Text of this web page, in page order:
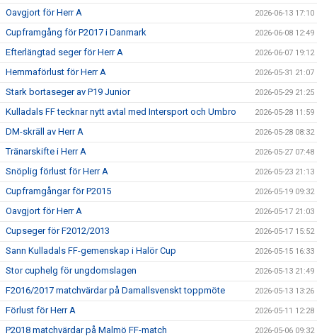
Oavgjort för Herr A 2026-06-13 17:10
Cupframgång för P2017 i Danmark 2026-06-08 12:49
Efterlängtad seger för Herr A 2026-06-07 19:12
Hemmaförlust för Herr A 2026-05-31 21:07
Stark bortaseger av P19 Junior 2026-05-29 21:25
Kulladals FF tecknar nytt avtal med Intersport och Umbro 2026-05-28 11:59
DM-skräll av Herr A 2026-05-28 08:32
Tränarskifte i Herr A 2026-05-27 07:48
Snöplig förlust för Herr A 2026-05-23 21:13
Cupframgångar för P2015 2026-05-19 09:32
Oavgjort för Herr A 2026-05-17 21:03
Cupseger för F2012/2013 2026-05-17 15:52
Sann Kulladals FF-gemenskap i Halör Cup 2026-05-15 16:33
Stor cuphelg för ungdomslagen 2026-05-13 21:49
F2016/2017 matchvärdar på Damallsvenskt toppmöte 2026-05-13 13:26
Förlust för Herr A 2026-05-11 12:28
P2018 matchvärdar på Malmö FF-match 2026-05-06 09:32